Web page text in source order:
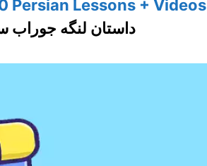
Persian Lessons + Videos
داستان لنگه جوراب